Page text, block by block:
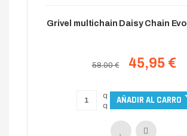
Grivel multichain Daisy Chain Evo
58.00 € 45,95 €